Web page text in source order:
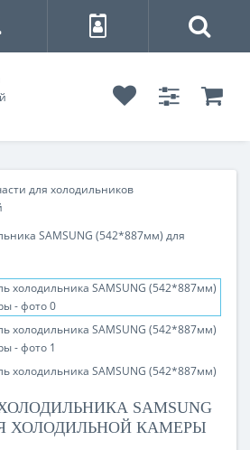
для холодильников
SAMSUNG
ХОЛОДИЛЬНОЙ КАМЕРЫ